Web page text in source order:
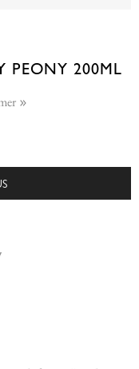
PEONY 200ML